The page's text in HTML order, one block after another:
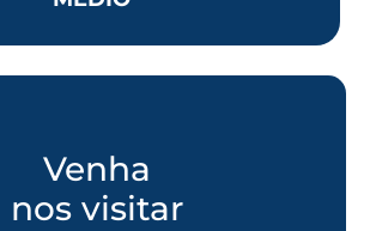
Venha
nos visitar